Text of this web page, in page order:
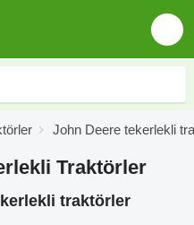
John Deere tekerlekli
Traktörler
traktörler